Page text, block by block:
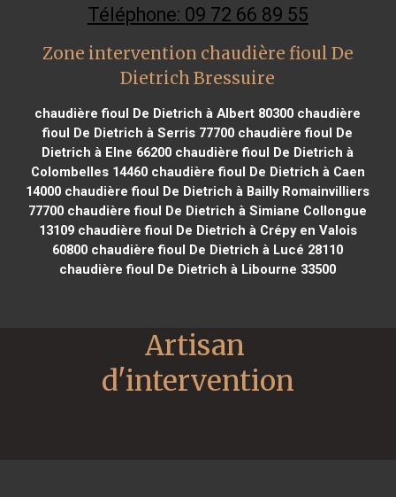
Téléphone: 09 72 66 89 55
Zone intervention chaudière fioul De
Dietrich Bressuire
chaudière fioul De Dietrich à Albert 80300 chaudière
fioul De Dietrich à Serris 77700 chaudière fioul De
Dietrich à Elne 66200 chaudière fioul De Dietrich à
Colombelles 14460chaudière fioul De Dietrich à Caen
14000 chaudière fioul De Dietrich à Bailly Romainvilliers
77700 chaudière fioul De Dietrich à Simiane Collongue
13109chaudière fioul De Dietrich à Crépy en Valois
60800 chaudière fioul De Dietrich à Lucé 28110
chaudière fioul De Dietrich à Libourne 33500
Artisan
d'intervention